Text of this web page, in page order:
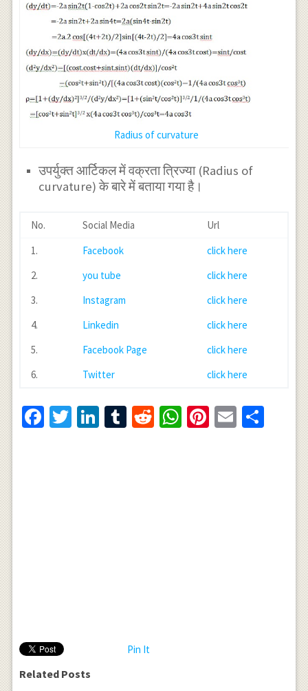
Radius of curvature
उपर्युक्त आर्टिकल में वक्रता त्रिज्या (Radius of
curvature) के बारे में बताया गया है।
No. Social Media
Url
1.
Facebook
click here
2.
you tube
click here
3.
Instagram
click here
4.
Linkedin
click here
5.
Facebook Page
click here
6.
Twitter click here
Facebook
Twitter
LinkedIn
Tumblr
RedditWhatsApp
Pinterest
Email
Pin It
Related Posts